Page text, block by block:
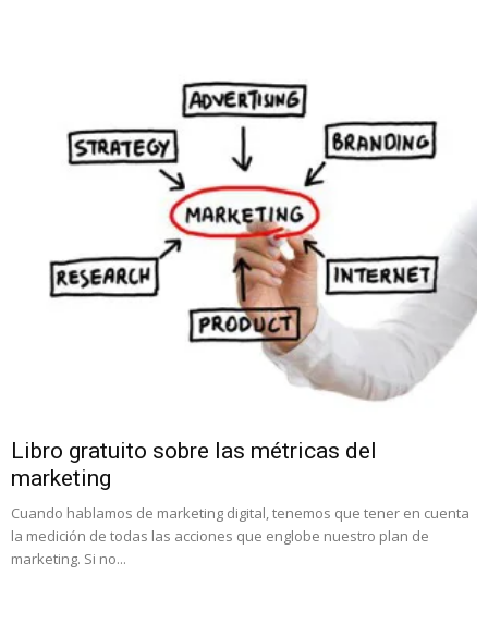
Libro gratuito sobre las métricas del
marketing
Cuando hablamos de marketing digital, tenemos que tener en cuenta
la medición de todas las acciones que englobe nuestro plan de
marketing. Si no...